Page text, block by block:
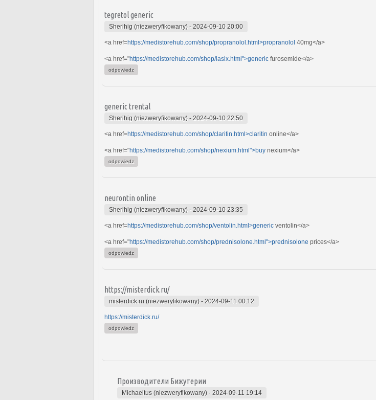
tegretol generic
Sherihig (niezweryfikowany) - 2024-09-10 20:00
<a href=https://medistorehub.com/shop/propranolol.html>propranolol 40mg</a>
<a href="https://medistorehub.com/shop/lasix.html">generic furosemide</a>
odpowiedz
generic trental
Sherihig (niezweryfikowany) - 2024-09-10 22:50
<a href=https://medistorehub.com/shop/claritin.html>claritin online</a>
<a href="https://medistorehub.com/shop/nexium.html">buy nexium</a>
odpowiedz
neurontin online
Sherihig (niezweryfikowany) - 2024-09-10 23:35
<a href=https://medistorehub.com/shop/ventolin.html>generic ventolin</a>
<a href="https://medistorehub.com/shop/prednisolone.html">prednisolone prices</a>
odpowiedz
https://misterdick.ru/
misterdick.ru (niezweryfikowany) - 2024-09-11 00:12
https://misterdick.ru/
odpowiedz
Производители Бижутерии
Michaeltus (niezweryfikowany) - 2024-09-11 19:14